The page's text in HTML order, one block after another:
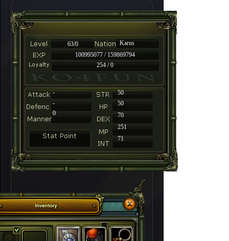
63/0
Karus
100995077 / 159869794
254 / 0
-
50
-
50
70
251
71
0